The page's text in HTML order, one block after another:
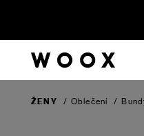
ŽENY / Oblečení /